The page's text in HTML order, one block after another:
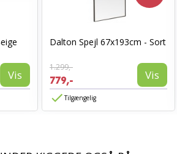
Vis
Dalton Spejl 67x193cm - Sort
1.299,-
779,- Vis
Tilgængelig